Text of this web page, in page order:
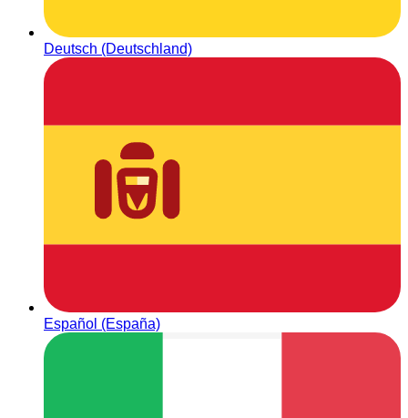
Deutsch (Deutschland)
Español (España)